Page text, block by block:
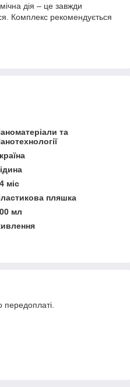
дія – це завжди
Комплекс рекомендується
та
міс
пляшка
мл
передоплаті.